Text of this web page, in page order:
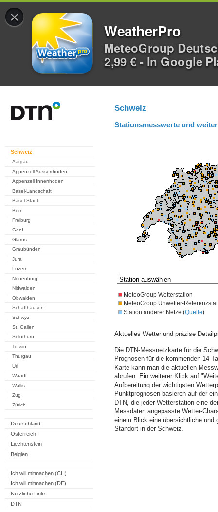
×
WeatherPro
MeteoGroup
2,99 € - In Google
Schweiz
Aargau
Appenzell Ausserrhoden
Appenzell Innerrhoden
Basel-Landschaft
Basel-Stadt
Bern
Freiburg
Genf
Glarus
Graubünden
Jura
Luzern
Neuenburg
Nidwalden
Obwalden
Schaffhausen
Schwyz
St. Gallen
Solothurn
Tessin
Thurgau
Uri
Waadt
Wallis
Zug
Zürich
Deutschland
Österreich
Liechtenstein
Belgien
Ich will mitmachen (CH)
Ich will mitmachen (DE)
Nützliche Links
DTN
Schweiz
Stationsmesswerte und
MeteoGroup Wetterstation
MeteoGroup Unwetter-
Station anderer Netze (Quelle)
Aktuelles Wetter und präzise
Die DTN-Messnetzkarte für die
Prognosen für die kommenden 14
Karte kann man die aktuellen
abrufen. Ein weiterer Klick auf
Aufbereitung der wichtigsten
Punktprognosen basieren auf der
DTN, die jeder Wetterstation eine
Messdaten angepasste Wetter-
einem Blick eine übersichtliche und
Standort in der Schweiz.